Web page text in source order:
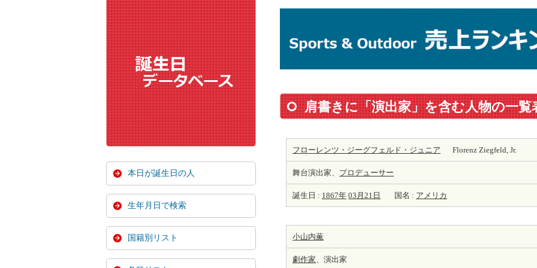
肩書きに「演出家」を含む人物の一覧
フローレンツ・ジーグフェルド・ジュニア Florenz Ziegfeld, Jr.
舞台演出家、 プロデューサー
誕生日 : 1867年 03月21日 国名 : アメリカ
小山内薫
劇 作家、演出家
本日が誕生日の人
生年月日で検索
国籍別リスト